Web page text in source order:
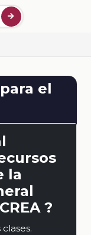
el
la
?